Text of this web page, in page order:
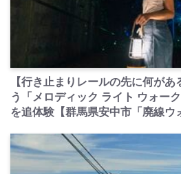
【行き止まりレールの先に何が
う「メロディック ライト ウォー
を追体験【群馬県安中市「廃線ウ